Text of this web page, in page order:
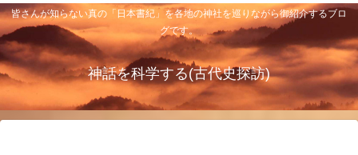
皆さんが知らない真の「日本書紀」を各地の神社を巡りながら御紹介するブロ
グです。
神話を科学する(古代史探訪)